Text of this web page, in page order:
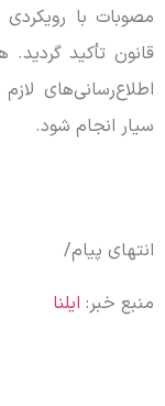
مصوبات با
قانون تأکید
اطلاع‌رسانی‌های
سیار انجام شود.
انتهای پیام/
منبع خبر: ایلنا